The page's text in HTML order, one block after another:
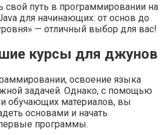
свой путь в программировании на
для начинающих: от основ до
— отличный выбор для вас!
курсы для джунов
освоение языка
задачей. Однако, с помощью
обучающих материалов, вы
основами и начать
программы.